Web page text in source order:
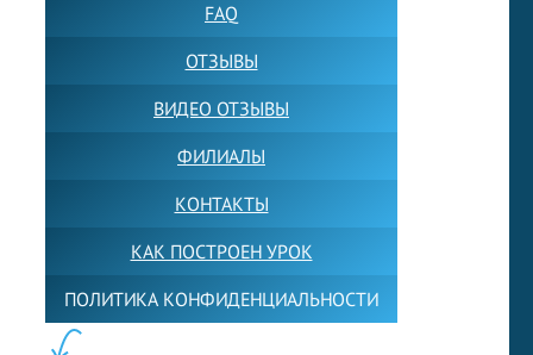
FAQ
ОТЗЫВЫ
ВИДЕО ОТЗЫВЫ
ФИЛИАЛЫ
КОНТАКТЫ
КАК ПОСТРОЕН УРОК
ПОЛИТИКА КОНФИДЕНЦИАЛЬНОСТИ